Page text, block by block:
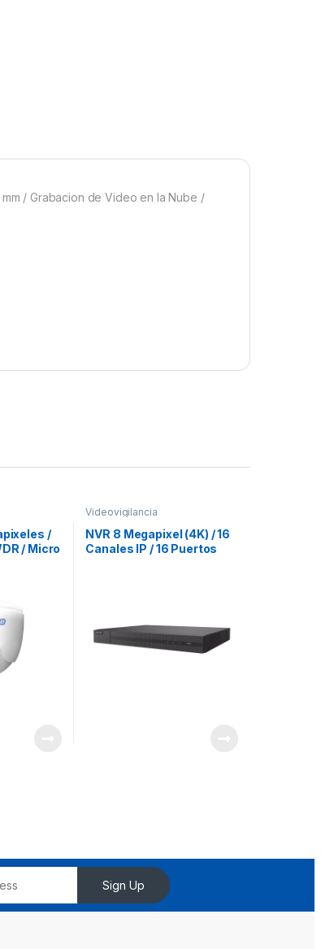
/ Grabacion de Video en la Nube /
/
/ Micro
Videovigilancia
NVR 8 Megapixel (4K) / 16
Canales IP / 16 Puertos
Sign Up